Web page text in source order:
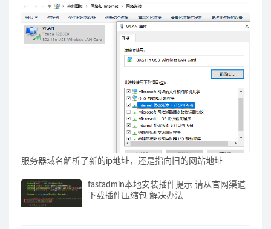
服务器域名解析了新的ip地址，还是指向旧的网站地址
fastadmin本地安装插件提示 请从官网渠道
下载插件压缩包 解决办法